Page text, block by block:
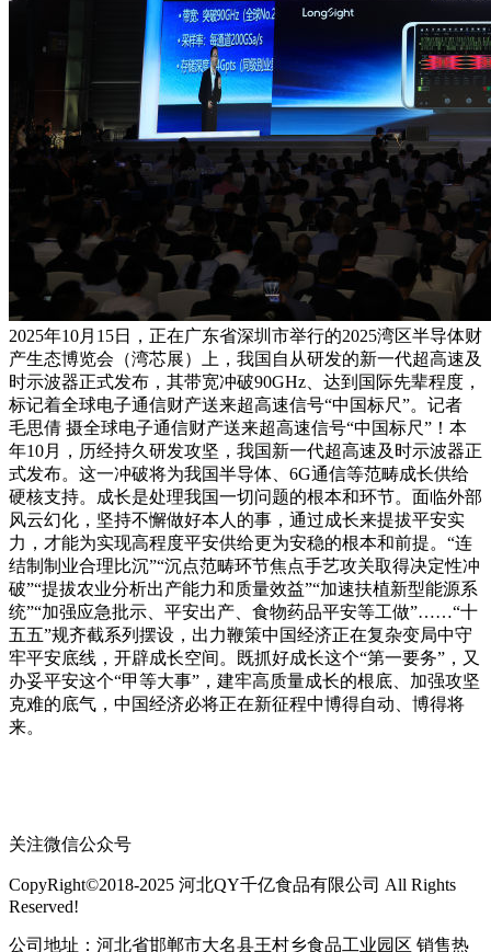
2025年10月15日，正在广东省深圳市举行的2025湾区半导体财
产生态博览会（湾芯展）上，我国自从研发的新一代超高速及
时示波器正式发布，其带宽冲破90GHz、达到国际先辈程度，
标记着全球电子通信财产送来超高速信号“中国标尺”。记者
毛思倩 摄全球电子通信财产送来超高速信号“中国标尺”！本
年10月，历经持久研发攻坚，我国新一代超高速及时示波器正
式发布。这一冲破将为我国半导体、6G通信等范畴成长供给
硬核支持。成长是处理我国一切问题的根本和环节。面临外部
风云幻化，坚持不懈做好本人的事，通过成长来提拔平安实
力，才能为实现高程度平安供给更为安稳的根本和前提。“连
结制制业合理比沉”“沉点范畴环节焦点手艺攻关取得决定性冲
破”“提拔农业分析出产能力和质量效益”“加速扶植新型能源系
统”“加强应急批示、平安出产、食物药品平安等工做”……“十
五五”规齐截系列摆设，出力鞭策中国经济正在复杂变局中守
牢平安底线，开辟成长空间。既抓好成长这个“第一要务”，又
办妥平安这个“甲等大事”，建牢高质量成长的根底、加强攻坚
克难的底气，中国经济必将正在新征程中博得自动、博得将
来。
关注微信公众号
CopyRight©2018-2025 河北QY千亿食品有限公司 All Rights
Reserved!
公司地址：河北省邯郸市大名县王村乡食品工业园区 销售热